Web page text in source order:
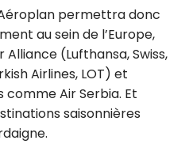
permettra donc
au sein de l’Europe,
Alliance (Lufthansa, Swiss,
Airlines, LOT) et
Air Serbia. Et
saisonnières